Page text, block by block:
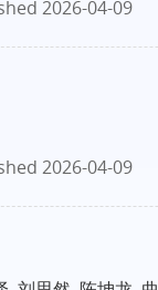
2026-04-09
2026-04-09